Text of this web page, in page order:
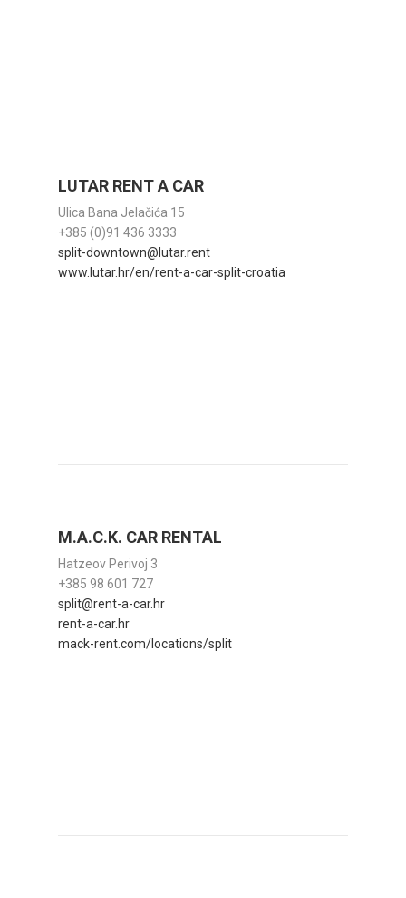
LUTAR RENT A CAR
Ulica Bana Jelačića 15
+385 (0)91 436 3333
split-downtown@lutar.rent
www.lutar.hr/en/rent-a-car-split-croatia
M.A.C.K. CAR RENTAL
Hatzeov Perivoj 3
+385 98 601 727
split@rent-a-car.hr
rent-a-car.hr
mack-rent.com/locations/split